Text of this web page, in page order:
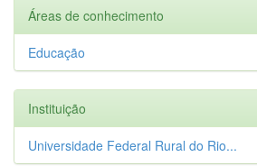
Áreas de conhecimento
Educação
Instituição
Universidade Federal Rural do Rio...